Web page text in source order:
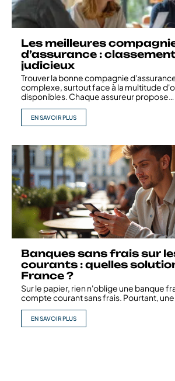
Les meilleures
d’assurance :
judicieux
Trouver la bonne compagnie
complexe, surtout face à la multitude
disponibles. Chaque assureur propose
EN SAVOIR PLUS
Banques sans frais sur
courants : quelles
France ?
Sur le papier, rien n'oblige une banque
compte courant sans frais. Pourtant,
EN SAVOIR PLUS